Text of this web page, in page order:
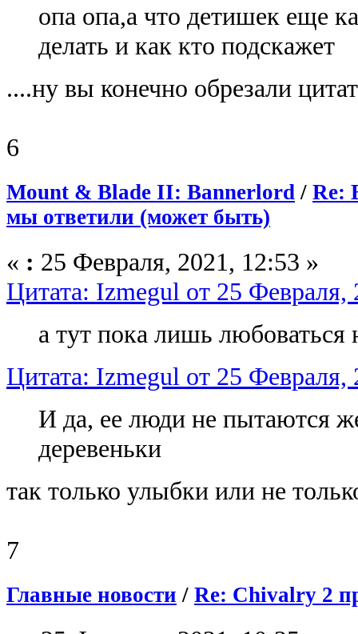
опа опа,а что детишек еще
делать и как кто подскажет
....ну вы конечно обрезали
6
Mount & Blade II: Bannerlord / Re:
мы ответили (может быть)
« : 25 Февраля, 2021, 12:53 »
Цитата: Izmegul от 25 Февраля,
а тут пока лишь любоваться
Цитата: Izmegul от 25 Февраля,
И да, ее люди не пытаются
деревеньки
так только улыбки или не
7
Главные новости / Re: Chivalry 2